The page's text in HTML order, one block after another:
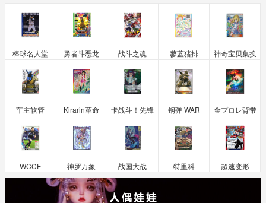
棒球名人堂 勇者斗恶龙 战斗之魂 蓼蓝猪排 神奇宝贝集换
车主软管 Kirarin革命 卡战斗！先锋 钢弹 WAR 金プロレ背带
WCCF 神罗万象 战国大战 特里科 超速变形